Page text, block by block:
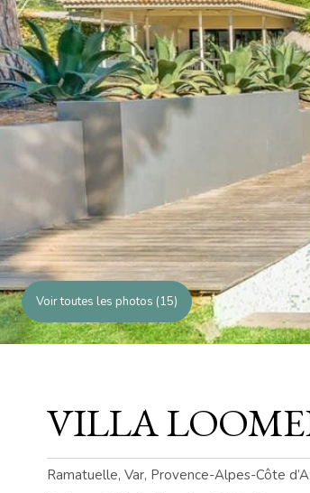
Voir toutes les photos (15)
VILLA
Ramatuelle, Var, Provence-Alpes-Côte